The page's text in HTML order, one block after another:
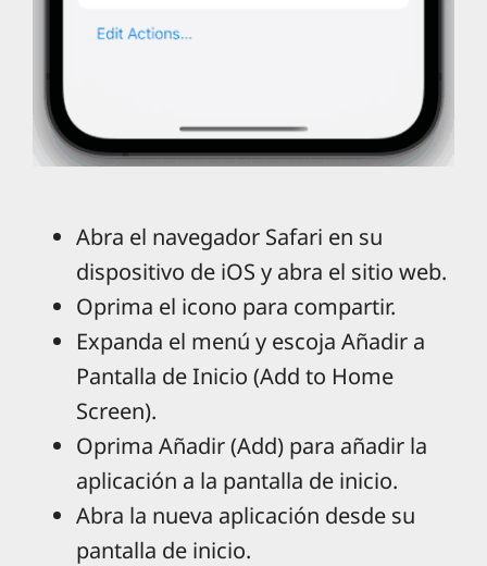
Abra el navegador Safari en su
dispositivo de iOS y abra el sitio web.
Oprima el icono para compartir.
Expanda el menú y escoja Añadir a
Pantalla de Inicio (Add to Home
Screen).
Oprima Añadir (Add) para añadir la
aplicación a la pantalla de inicio.
Abra la nueva aplicación desde su
pantalla de inicio.